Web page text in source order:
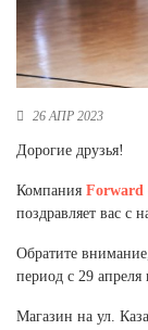
Новосибирская
Омская область (5)
Республика Крым (1)
Республика Татарстан
Саратовская область (1)
Свердловская область
Смоленская область
26 АПР 2023
Дорогие друзья!
Компания Forward
поздравляет вас с
Обратите
период с 29
Магазин на ул.